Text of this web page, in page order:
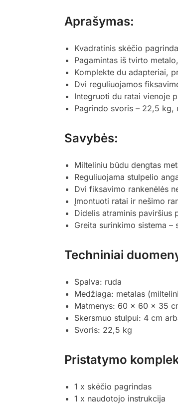
Aprašymas:
Kvadratinis skėčio
Pagamintas iš tvirto
Komplekte du adapteriai,
Dvi reguliuojamos
Integruoti du ratai vienoje
Pagrindo svoris – 22,5 kg,
Savybės:
Milteliniu būdu dengtas
Reguliuojama stulpelio
Dvi fiksavimo rankenėlės
Įmontuoti ratai ir nešimo
Didelis atraminis paviršius
Greita surinkimo sistema
Techniniai
Spalva: ruda
Medžiaga: metalas
Matmenys: 60 x 60 x 35
Skersmuo stulpui: 4 cm
Svoris: 22,5 kg
Pristatymo
1 x skėčio pagrindas
1 x naudotojo instrukcija